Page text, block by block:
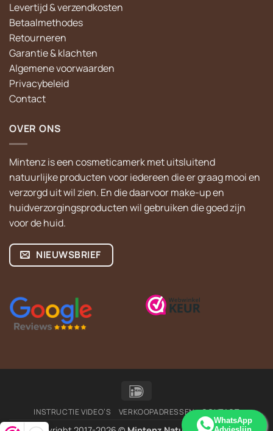
Levertijd & verzendkosten
Betaalmethodes
Retourneren
Garantie & klachten
Algemene voorwaarden
Privacybeleid
Contact
OVER ONS
Mintenz is een cosmeticamerk met uitsluitend
natuurlijke producten voor iedereen die er graag mooi en
verzorgd uit wil zien. En die daarvoor make-up en
huidverzorgingsproducten wil gebruiken die goed zijn
voor de huid.
NIEUWSBRIEF
INSTRUCTIE VIDEO’S VERKOOPADRESSEN CONTACT
WhatsApp